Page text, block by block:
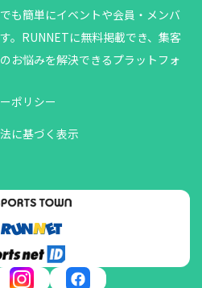
も簡単にイベントや会員・メンバ
。RUNNETに無料掲載でき、集客
お悩みを解決できるプラットフォ
ポリシー
に基づく表示